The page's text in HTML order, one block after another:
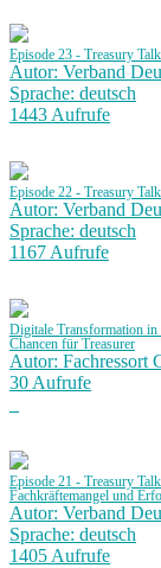
Episode 23 - Treasury
Autor: Verband
Sprache: deutsch
1443 Aufrufe
Episode 22 - Treasury
Autor: Verband
Sprache: deutsch
1167 Aufrufe
Digitale Transformation
Chancen für Treasurer
Autor: Fachressort
30 Aufrufe
Episode 21 - Treasury
Fachkräftemangel und
Autor: Verband
Sprache: deutsch
1405 Aufrufe